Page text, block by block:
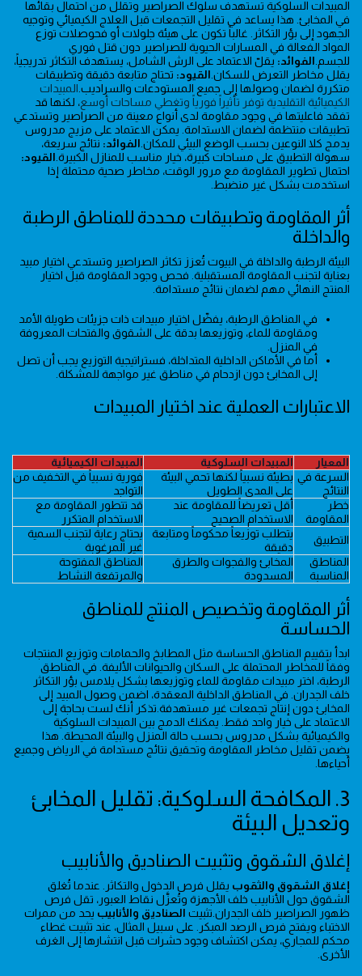
المبيدات السلوكية تستهدف سلوك الصراصير وتقلل من احتمال بقائها
في المخابئ. هذا يساعد في تقليل التجمعات قبل العلاج الكيميائي وتوجيه
الجهود إلى بؤر التكاثر. غالباً تكون على هيئة جلولات أو فحوصلات توزع
المواد الفعالة في المسارات الحيوية للصراصير دون قتل فوري
للجسم. الفوائد: يقلّ الاعتماد على الرش الشامل، يستهدف التكاثر تدريجياً،
يقلل مخاطر التعرض للسكان. القيود: تحتاج متابعة دقيقة وتطبيقات
متكررة لضمان وصولها إلى جميع المستودعات والسراديب. المبيدات
الكيميائية التقليدية توفر تأثيراً فورياً وتغطي مساحات أوسع، لكنها قد
تفقد فاعليتها في وجود مقاومة لدى أنواع معينة من الصراصير وتستدعي
تطبيقات منتظمة لضمان الاستدامة. يمكن الاعتماد على مزيج مدروس
يدمج كلا النوعين بحسب الوضع البيئي للمكان. الفوائد: نتائج سريعة،
سهولة التطبيق على مساحات كبيرة، خيار مناسب للمنازل الكبيرة. القيود:
احتمال تطوير المقاومة مع مرور الوقت، مخاطر صحية محتملة إذا
استخدمت بشكل غير منضبط.
أثر المقاومة وتطبيقات محددة للمناطق الرطبة
والداخلة
البيئة الرطبة والداخلة في البيوت تُعزز تكاثر الصراصير وتستدعي اختيار مبيد
بعناية لتجنب المقاومة المستقبلية. فحص وجود المقاومة قبل اختيار
المنتج النهائي مهم لضمان نتائج مستدامة.
في المناطق الرطبة، يفضّل اختيار مبيدات ذات جزيئات طويلة الأمد
ومقاومة للماء، وتوزيعها بدقة على الشقوق والفتحات المعروفة
في المنزل.
أما في الأماكن الداخلية المتداخلة، فستراتيجية التوزيع يجب أن تصل
إلى المخابئ دون ازدحام في مناطق غير مواجهة للمشكلة.
الاعتبارات العملية عند اختيار المبيدات
المعيار المبيدات السلوكية
المبيدات الكيميائية
السرعة في
النتائج
بطيئة نسبياً لكنها تحمي البيئة
على المدى الطويل
فورية نسبياً في التخفيف من
التواجد
خطر
المقاومة
أقل تعريضاً للمقاومة عند
الاستخدام الصحيح
قد تتطور المقاومة مع
الاستخدام المتكرر
التطبيق
يتطلب توزيعاً محكوماً ومتابعة
دقيقة
يحتاج رعاية لتجنب السمية
غير المرغوبة
المناطق
المناسبة
المخابئ والفجوات والطرق
المسدودة
المناطق المفتوحة
والمرتفعة النشاط
أثر المقاومة وتخصيص المنتج للمناطق
الحساسة
ابدأ بتقييم المناطق الحساسة مثل المطابخ والحمامات وتوزيع المنتجات
وفقاً للمخاطر المحتملة على السكان والحيوانات الأليفة. في المناطق
الرطبة، اختر مبيدات مقاومة للماء وتوزيعها بشكل يلامس بؤر التكاثر
خلف الجدران. في المناطق الداخلية المعقدة، اضمن وصول المبيد إلى
المخابئ دون إنتاج تجمعات غير مستهدفة.تذكر أنك لست بحاجة إلى
الاعتماد على خيار واحد فقط. يمكنك الدمج بين المبيدات السلوكية
والكيميائية بشكل مدروس بحسب حالة المنزل والبيئة المحيطة. هذا
يضمن تقليل مخاطر المقاومة وتحقيق نتائج مستدامة في الرياض وجميع
أحياءها.
3. المكافحة السلوكية: تقليل المخابئ
وتعديل البيئة
إغلاق الشقوق وتثبيت الصناديق والأنابيب
إغلاق الشقوق والثقوب يقلل فرص الدخول والتكاثر. عندما تُغلق
الشقوق حول الأنابيب خلف الأجهزة وتُعزَّل نقاط العبور، تقل فرص
ظهور الصراصير خلف الجدران.تثبيت الصناديق والأنابيب يحد من ممرات
الاختباء ويفتح فرص الرصد المبكر. على سبيل المثال، عند تثبيت غطاء
محكم للمجاري، يمكن اكتشاف وجود حشرات قبل انتشارها إلى الغرف
الأخرى.